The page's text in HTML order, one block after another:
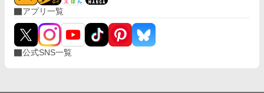
アプリ一覧
公式SNS一覧